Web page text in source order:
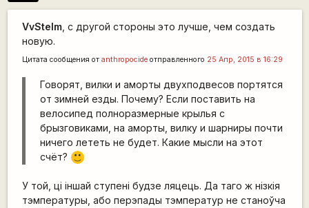
VvStelm, с другой стороны это лучше, чем создать
новую.
Цитата сообщения от anthropocideотправленного 25 Апр, 2015 в 16:29
Говорят, вилки и аморты двухподвесов портятся
от зимней езды. Почему? Если поставить на
велосипед полноразмерные крылья с
брызговиками, на аморты, вилку и шарниры почти
ничего лететь не будет. Какие мысли на этот
счёт?
:)
У той, ці іншай ступені будзе ляцець. Да таго ж нізкія
тэмпературы, або перэпады тэмператур не станоўча